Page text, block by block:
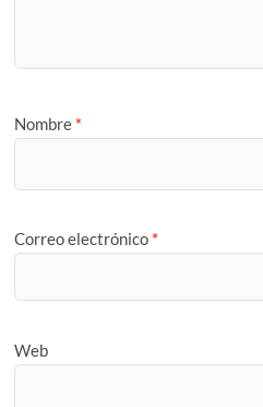
Nombre *
Correo electrónico *
Web